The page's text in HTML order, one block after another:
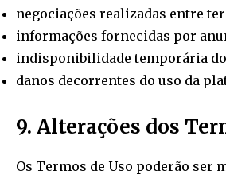
negociações realizadas entre
informações fornecidas por
indisponibilidade temporária
danos decorrentes do uso da
9. Alterações dos
Os Termos de Uso poderão ser